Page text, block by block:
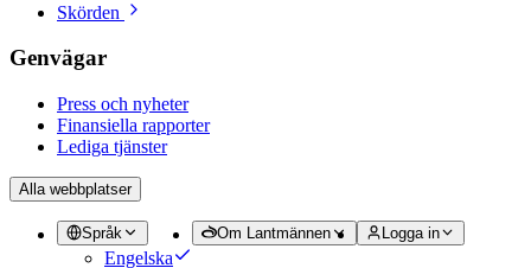
Skörden
Genvägar
Press och nyheter
Finansiella rapporter
Lediga tjänster
Alla webbplatser
Språk
Engelska
Om Lantmännen Logga in